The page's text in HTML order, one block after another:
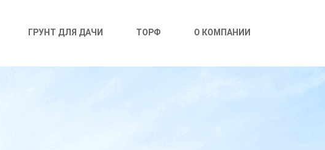
ГРУНТ ДЛЯ ДАЧИ ТОРФ О КОМПАНИИ